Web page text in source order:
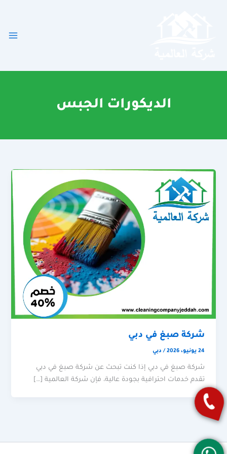
الديكورات الجبس
شركة صبغ في دبي
24 يونيو، 2026 / دبي
شركة صبغ في دبي إذا كنت تبحث عن شركة صبغ في دبي
تقدم خدمات احترافية بجودة عالية، فإن شركة العالمية […]